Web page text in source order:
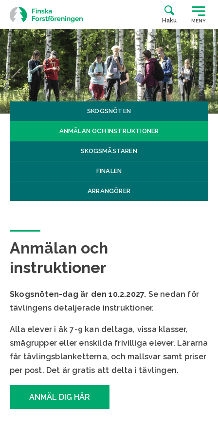
suoraan
sisältöön
Haku MENY
SKOGSNÖTEN
ANMÄLAN OCH INSTRUKTIONER
SKOGSMÄSTAREN
FINALEN
ARRANGÖRER
Anmälan och
instruktioner
Skogsnöten-dag är den 10.2.2027. Se nedan för
tävlingens detaljerade instruktioner.
Alla elever i åk 7-9 kan deltaga, vissa klasser,
smågrupper eller enskilda frivilliga elever. Lärarna
får tävlingsblanketterna, och mallsvar samt priser
per post. Det är gratis att delta i tävlingen.
ANMÄL DIG HÄR